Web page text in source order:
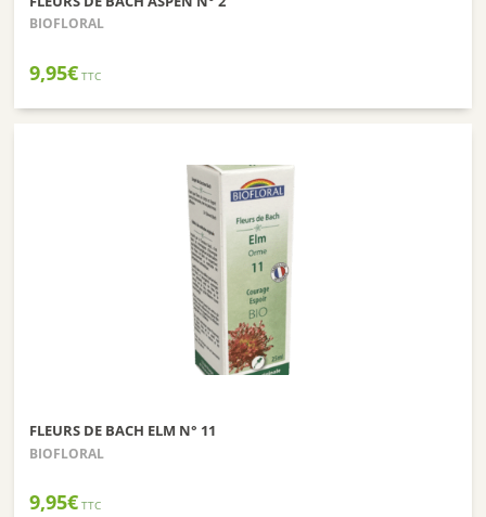
BIOFLORAL
9,95€ TTC
FLEURS DE BACH ELM N° 11
BIOFLORAL
9,95€ TTC